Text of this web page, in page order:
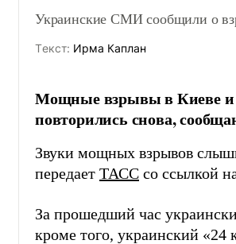
Украинские СМИ сообщили о
Tекст: Ирма Каплан
Мощные взрывы в Киеве и
повторились снова,
Звуки мощных взрывов
передает ТАСС со ссылкой
За прошедший час
кроме того, украинский «24